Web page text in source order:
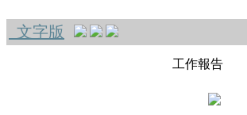
文字版
工作報告